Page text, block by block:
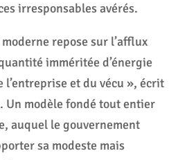
irresponsables avérés.
repose sur l’afflux
imméritée d’énergie
l’entreprise et du vécu », écrit
Un modèle fondé tout entier
auquel le gouvernement
sa modeste mais